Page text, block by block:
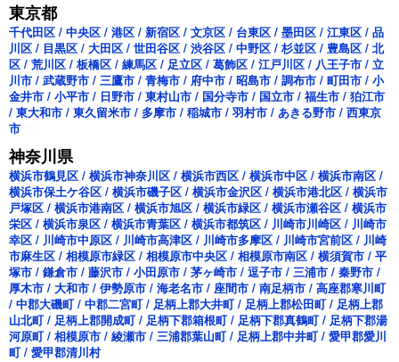
東京都
千代田区 / 中央区 / 港区 / 新宿区 / 文京区 / 台東区 / 墨田区 / 江東区 / 品
川区 / 目黒区 / 大田区 / 世田谷区 / 渋谷区 / 中野区 / 杉並区 / 豊島区 / 北
区 / 荒川区 / 板橋区 / 練馬区 / 足立区 / 葛飾区 / 江戸川区 / 八王子市 / 立
川市 / 武蔵野市 / 三鷹市 / 青梅市 / 府中市 / 昭島市 / 調布市 / 町田市 / 小
金井市 / 小平市 / 日野市 / 東村山市 / 国分寺市 / 国立市 / 福生市 / 狛江市
/ 東大和市 / 東久留米市 / 多摩市 / 稲城市 / 羽村市 / あきる野市 / 西東京
市
神奈川県
横浜市鶴見区 / 横浜市神奈川区 / 横浜市西区 / 横浜市中区 / 横浜市南区 /
横浜市保土ケ谷区 / 横浜市磯子区 / 横浜市金沢区 / 横浜市港北区 / 横浜市
戸塚区 / 横浜市港南区 / 横浜市旭区 / 横浜市緑区 / 横浜市瀬谷区 / 横浜市
栄区 / 横浜市泉区 / 横浜市青葉区 / 横浜市都筑区 / 川崎市川崎区 / 川崎市
幸区 / 川崎市中原区 / 川崎市高津区 / 川崎市多摩区 / 川崎市宮前区 / 川崎
市麻生区 / 相模原市緑区 / 相模原市中央区 / 相模原市南区 / 横須賀市 / 平
塚市 / 鎌倉市 / 藤沢市 / 小田原市 / 茅ヶ崎市 / 逗子市 / 三浦市 /秦野市 /
厚木市 / 大和市 / 伊勢原市 / 海老名市 / 座間市 / 南足柄市 / 高座郡寒川町
/ 中郡大磯町/ 中郡二宮町/ 足柄上郡大井町/ 足柄上郡松田町/ 足柄上郡
山北町/ 足柄上郡開成町/ 足柄下郡箱根町/ 足柄下郡真鶴町/ 足柄下郡湯
河原町/ 相模原市 / 綾瀬市 / 三浦郡葉山町/ 足柄上郡中井町/ 愛甲郡愛川
町/ 愛甲郡清川村